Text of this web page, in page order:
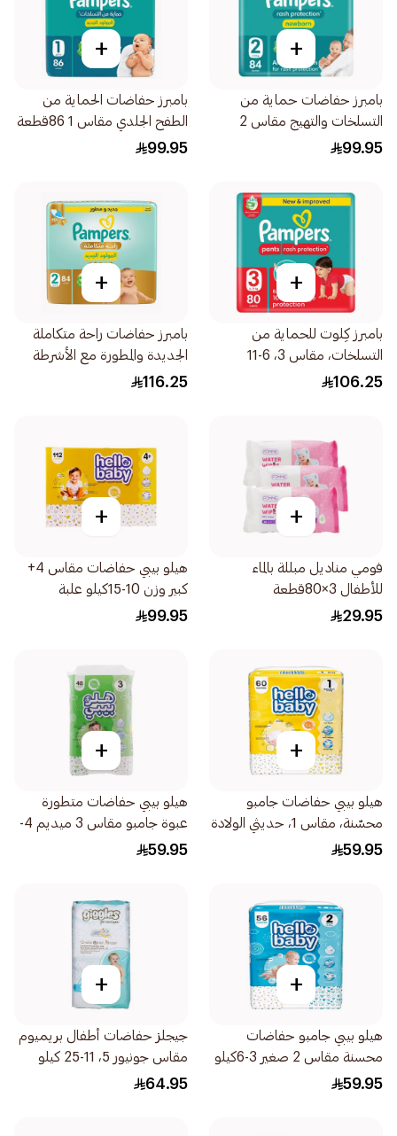
+
بامبرز حفاضات حماية من
التسلخات والتهيج مقاس 2
84قطعة
99.95
+
بامبرز حفاضات الحماية من
الطفح الجلدي مقاس 1 86قطعة
99.95
+
بامبرز كِلوت للحماية من
التسلخات، مقاس 3، 6-11
80قطعة
106.25
+
بامبرز حفاضات راحة متكاملة
الجديدة والمطورة مع الأشرطة
مقاس 2 3-8 84قطعة
116.25
+
فومي مناديل مبللة بالماء
للأطفال 3×80قطعة
29.95
+
هيلو بيبي حفاضات مقاس 4+
كبير وزن 10-15كيلو علبة
2×56قطعة
99.95
+
هيلو بيبي حفاضات جامبو
محسّنة، مقاس 1، حديثي الولادة
60قطعة
59.95
+
هيلو بيبي حفاضات متطورة
عبوة جامبو مقاس 3 ميديم 4-
9كيلو 48حبة
59.95
+
هيلو بيبي جامبو حفاضات
محسنة مقاس 2 صغير 3-6كيلو
56قطعة
59.95
+
جيجلز حفاضات أطفال بريميوم
مقاس جونيور 5، 11-25 كيلو
جرام، 44 حبة
64.95